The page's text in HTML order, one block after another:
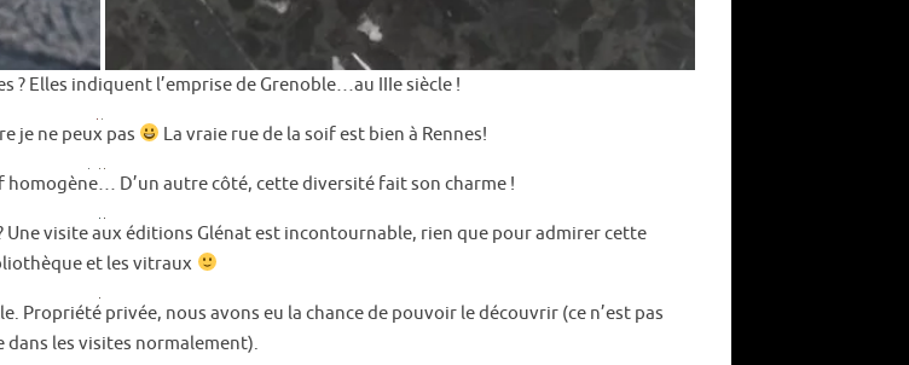
? Elles indiquent l’emprise de Grenoble…au IIIe siècle !
je ne peux pas La vraie rue de la soif est bien à Rennes!
homogène… D’un autre côté, cette diversité fait son charme !
Une visite aux éditions Glénat est incontournable, rien que pour admirer cette
et les vitraux
Propriété privée, nous avons eu la chance de pouvoir le découvrir (ce n’est pas
dans les visites normalement).